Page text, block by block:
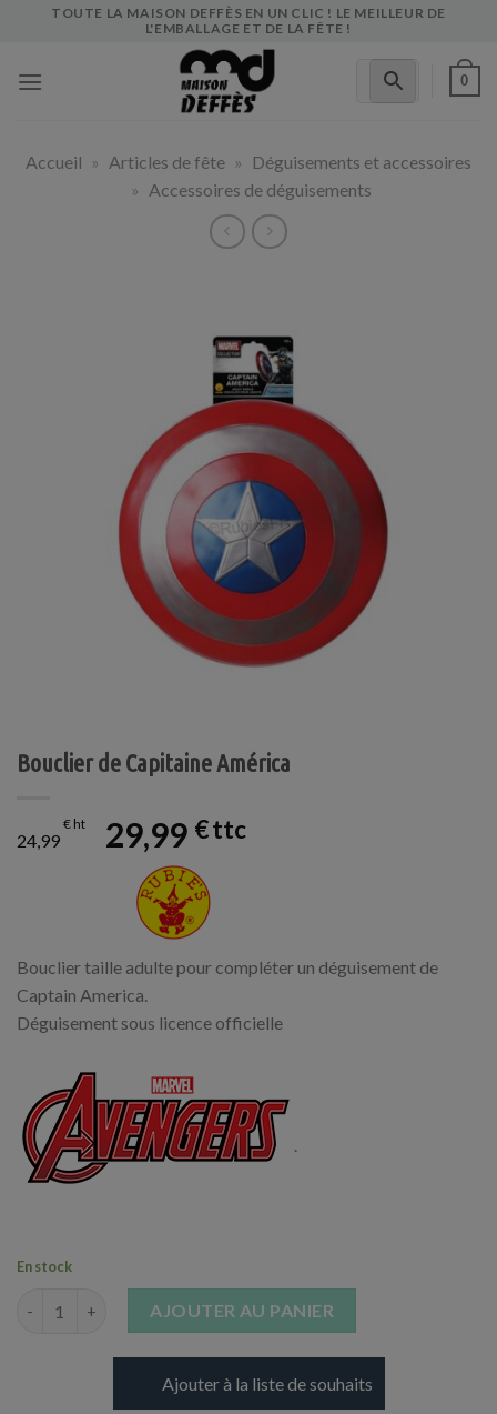
TOUTE LA MAISON DEFFÈS EN UN CLIC ! LE MEILLEUR DE
L'EMBALLAGE ET DE LA FÊTE !
0
Accueil » Articles de fête »
Déguisements et accessoires
» Accessoires de déguisements
Bouclier de Capitaine América
24,99
€ 29,99 €
Bouclier taille adulte pour compléter un déguisement de
Captain America.
Déguisement sous licence officielle
En stock
quantité de Bouclier de Capitaine América
AJOUTER AU PANIER
Ajouter à la liste de souhaits